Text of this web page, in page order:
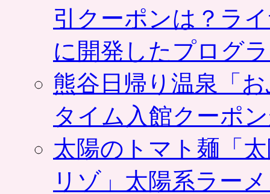
引クーポンは？ラ
に開発したプログ
熊谷日帰り温泉「
タイム入館クーポ
太陽のトマト麺「
リゾ」太陽系ラー